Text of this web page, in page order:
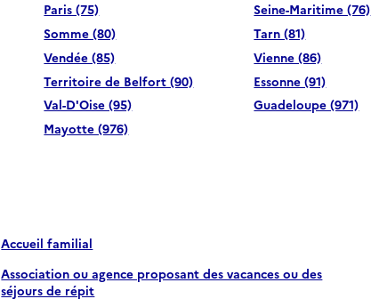
Paris (75) Seine-Maritime (76)
Somme (80) Tarn (81)
Vendée (85) Vienne (86)
Territoire de Belfort (90) Essonne (91)
Val-D'Oise (95) Guadeloupe (971)
Mayotte (976)
Accueil familial
Association ou agence proposant des vacances ou des
séjours de répit